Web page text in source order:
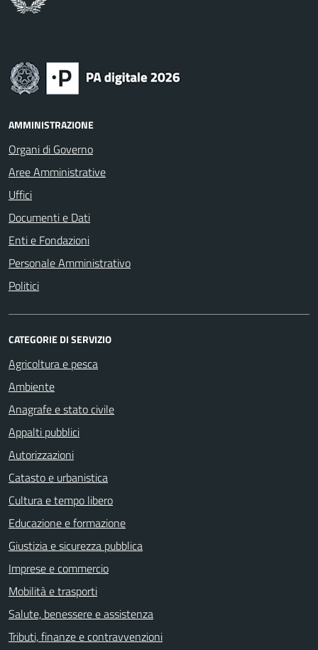
AMMINISTRAZIONE
Organi di Governo
Aree Amministrative
Uffici
Documenti e Dati
Enti e Fondazioni
Personale Amministrativo
Politici
CATEGORIE DI SERVIZIO
Agricoltura e pesca
Ambiente
Anagrafe e stato civile
Appalti pubblici
Autorizzazioni
Catasto e urbanistica
Cultura e tempo libero
Educazione e formazione
Giustizia e sicurezza pubblica
Imprese e commercio
Mobilità e trasporti
Salute, benessere e assistenza
Tributi, finanze e contravvenzioni